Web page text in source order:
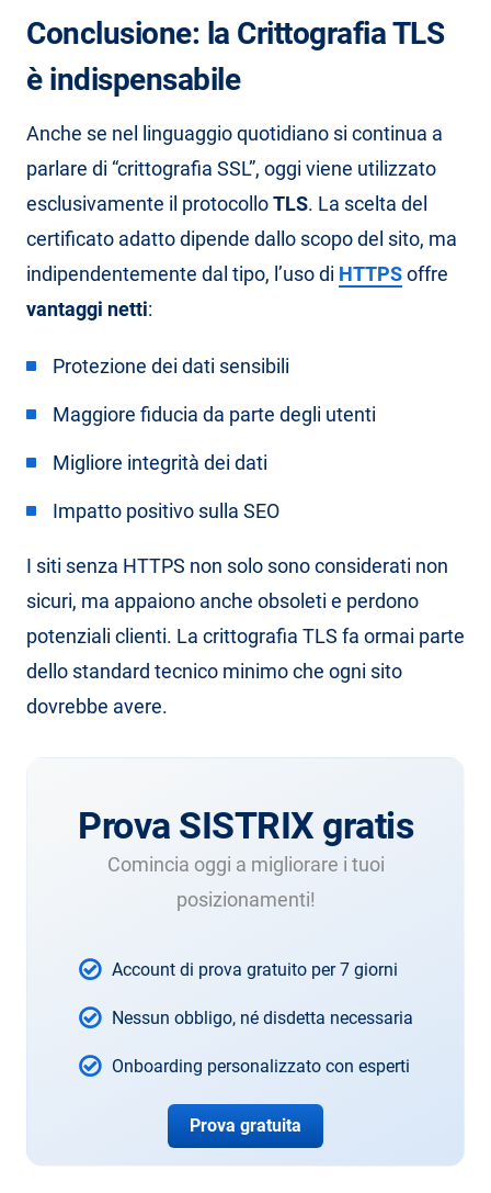
Conclusione: la Crittografia TLS
è indispensabile
Anche se nel linguaggio quotidiano si continua a
parlare di “crittografia SSL”, oggi viene utilizzato
esclusivamente il protocolloTLS. La scelta del
certificato adatto dipende dallo scopo del sito, ma
indipendentemente dal tipo, l’uso di HTTPSoffre
vantaggi netti:
Protezione dei dati sensibili
Maggiore fiducia da parte degli utenti
Migliore integrità dei dati
Impatto positivo sulla SEO
I siti senza HTTPS non solo sono considerati non
sicuri, ma appaiono anche obsoleti e perdono
potenziali clienti. La crittografia TLS fa ormai parte
dello standard tecnico minimo che ogni sito
dovrebbe avere.
Prova SISTRIX gratis
Comincia oggi a migliorare i tuoi
posizionamenti!
Account di prova gratuito per 7 giorni
Nessun obbligo, né disdetta necessaria
Onboarding personalizzato con esperti
Prova gratuita